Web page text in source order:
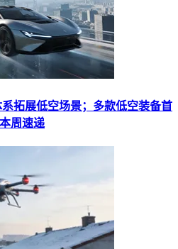
拓展低空场景；多款低空装备首
周速递